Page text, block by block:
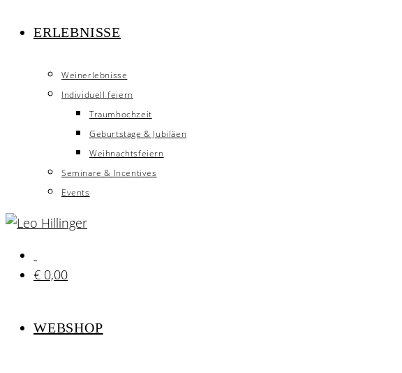
ERLEBNISSE
Weinerlebnisse
Individuell feiern
Traumhochzeit
Geburtstage & Jubiläen
Weihnachtsfeiern
Seminare & Incentives
Events
€ 0,00
WEBSHOP